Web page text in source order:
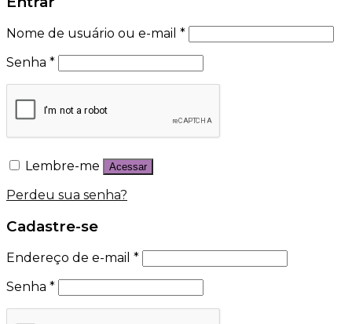
Nome de usuário ou e-mail *
Senha *
Lembre-me Acessar
Perdeu sua senha?
Cadastre-se
Endereço de e-mail *
Senha *